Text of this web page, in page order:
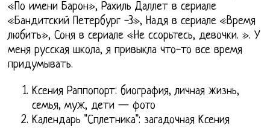
«По имени Барон», Рахиль Даллет в сериале
«Бандитский Петербург -3», Надя в сериале «Время
любить», Соня в сериале «Не ссорьтесь, девочки. ». У
меня русская школа, я привыкла что-то все время
придумывать.
Ксения Раппопорт: биография, личная жизнь,
семья, муж, дети — фото
Календарь "Сплетника": загадочная Ксения